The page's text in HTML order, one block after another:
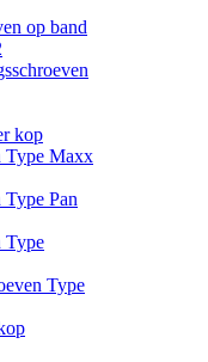
op band
kop
Type Maxx
Pan
Type
Type